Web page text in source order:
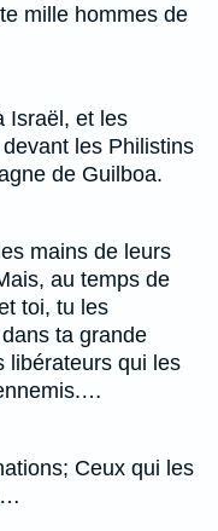
mille hommes de
Israël, et les
les Philistins
de Guilboa.
mains de leurs
au temps de
toi, tu les
ta grande
libérateurs qui les
Ceux qui les